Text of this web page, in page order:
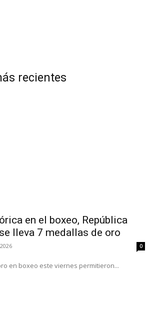
recientes
en el boxeo, República
lleva 7 medallas de oro
0
en boxeo este viernes permitieron...